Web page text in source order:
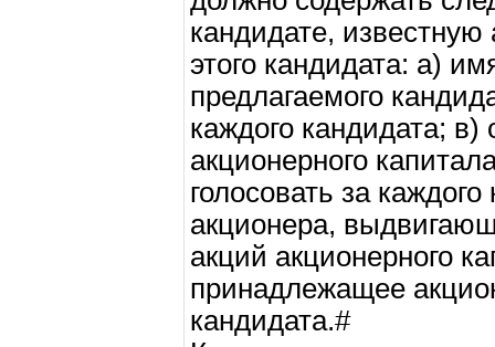
кандидате,
этого кандидата: а)
предлагаемого
каждого кандидата;
акционерного
голосовать за
акционера,
акций акционерного
принадлежащее
кандидата.#